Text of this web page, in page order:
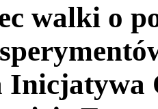
walki o